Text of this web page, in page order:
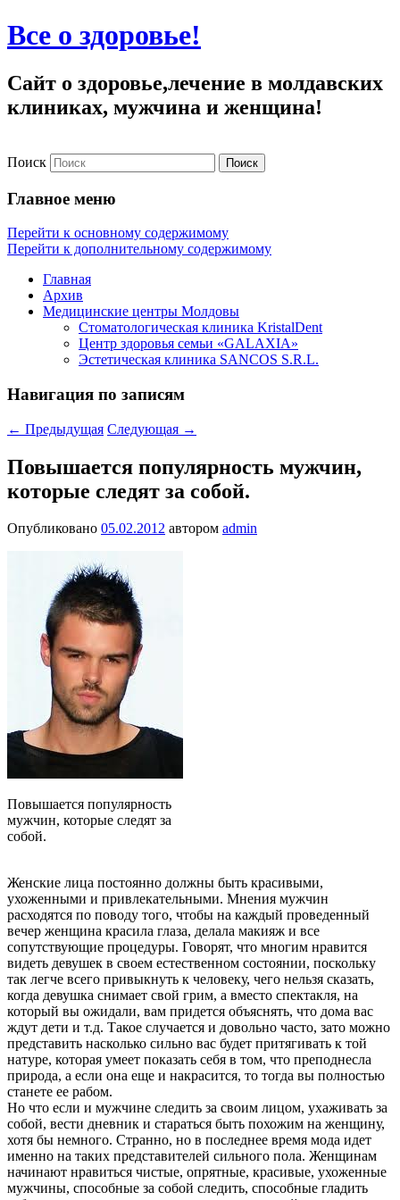
Все о здоровье!
Сайт о здоровье,лечение в молдавских
клиниках, мужчина и женщина!
Поиск
Главное меню
Перейти к основному содержимому
Перейти к дополнительному содержимому
Главная
Архив
Медицинские центры Молдовы
Стоматологическая клиника KristalDent
Центр здоровья семьи «GALAXIA»
Эстетическая клиника SANCOS S.R.L.
Навигация по записям
← Предыдущая Следующая →
Повышается популярность мужчин,
которые следят за собой.
Опубликовано 05.02.2012 автором admin
Повышается популярность
мужчин, которые следят за
собой.
Женские лица постоянно должны быть красивыми,
ухоженными и привлекательными. Мнения мужчин
расходятся по поводу того, чтобы на каждый проведенный
вечер женщина красила глаза, делала макияж и все
сопутствующие процедуры. Говорят, что многим нравится
видеть девушек в своем естественном состоянии, поскольку
так легче всего привыкнуть к человеку, чего нельзя сказать,
когда девушка снимает свой грим, а вместо спектакля, на
который вы ожидали, вам придется объяснять, что дома вас
ждут дети и т.д. Такое случается и довольно часто, зато можно
представить насколько сильно вас будет притягивать к той
натуре, которая умеет показать себя в том, что преподнесла
природа, а если она еще и накрасится, то тогда вы полностью
станете ее рабом.
Но что если и мужчине следить за своим лицом, ухаживать за
собой, вести дневник и стараться быть похожим на женщину,
хотя бы немного. Странно, но в последнее время мода идет
именно на таких представителей сильного пола. Женщинам
начинают нравиться чистые, опрятные, красивые, ухоженные
мужчины, способные за собой следить, способные гладить